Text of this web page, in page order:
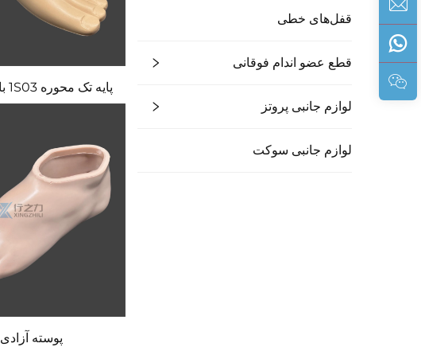
قفل‌های خطی
قطع عضو اندام فوقانی
لوازم جانبی پروتز
لوازم جانبی سوکت
پایه تک محوره 1S03 با سوراخ دوتایی
پوسته آزادی 1FC